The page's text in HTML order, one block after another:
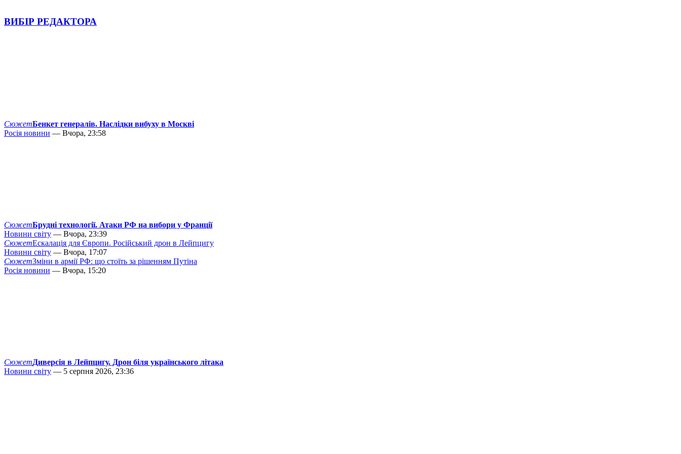
ВИБІР РЕДАКТОРА
СюжетБенкет генералів. Наслідки вибуху в Москві
Росія новини — Вчора, 23:58
СюжетБрудні технології. Атаки РФ на вибори у Франції
Новини світу — Вчора, 23:39
СюжетЕскалація для Європи. Російський дрон в Лейпцигу
Новини світу — Вчора, 17:07
СюжетЗміни в армії РФ: що стоїть за рішенням Путіна
Росія новини — Вчора, 15:20
СюжетДиверсія в Лейпцигу. Дрон біля українського літака
Новини світу — 5 серпня 2026, 23:36